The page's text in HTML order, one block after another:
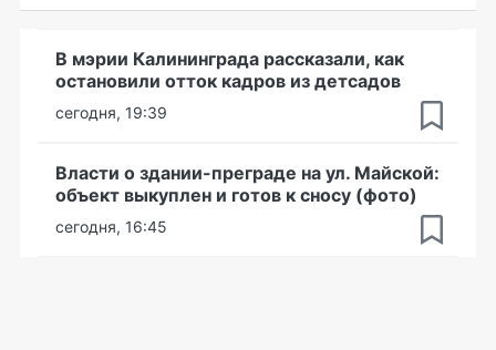
В мэрии Калининграда рассказали, как
остановили отток кадров из детсадов
сегодня, 19:39
Власти о здании-преграде на ул. Майской:
объект выкуплен и готов к сносу (фото)
сегодня, 16:45